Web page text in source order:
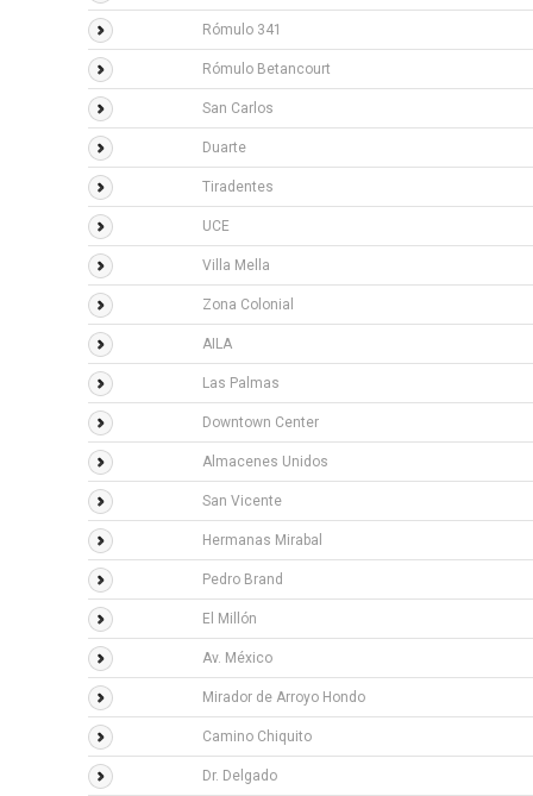
Rómulo 341
Rómulo Betancourt
San Carlos
Duarte
Tiradentes
UCE
Villa Mella
Zona Colonial
AILA
Las Palmas
Downtown Center
Almacenes Unidos
San Vicente
Hermanas Mirabal
Pedro Brand
El Millón
Av. México
Mirador de Arroyo Hondo
Camino Chiquito
Dr. Delgado